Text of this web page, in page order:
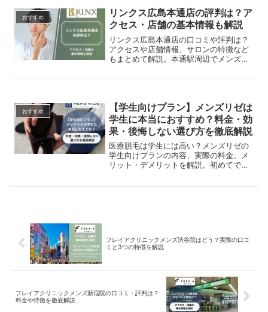
おすすめ
リンクス広島本通店の評判は？ア
クセス・店舗の基本情報も解説
リンクス広島本通店の口コミや評判は？
アクセスや店舗情報、サロンの特徴など
もまとめて解説。本通駅周辺でメンズ脱
てください。
おすすめ
【学生向けプラン】メンズリゼは
学生に本当におすすめ？料金・効
果・後悔しない選び方を徹底解説
医療脱毛は学生には高い？メンズリゼの
学生向けプランの内容、実際の料金、メ
リット・デメリットを解説。初めてでも
フレイアクリニックメンズ渋谷院はどう？実際の口コ
ミと3つの特徴を解説
フレイアクリニックメンズ新宿院の口コミ・評判は？
料金や特徴を徹底解説